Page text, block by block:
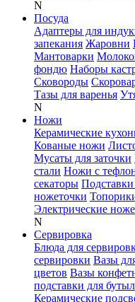
N
Посуда
Адаптеры для
запекания Жаровни
Мантоварки
фондю Наборы
Сковороды
Тазы для варенья
N
Ножи
Керамические
Кованые ножи
Мусаты для заточки
стали Ножи с
секаторы
ножеточки
Электрические
N
Сервировка
Блюда для
сервировки Вазы
цветов Вазы
подставки для
Керамические